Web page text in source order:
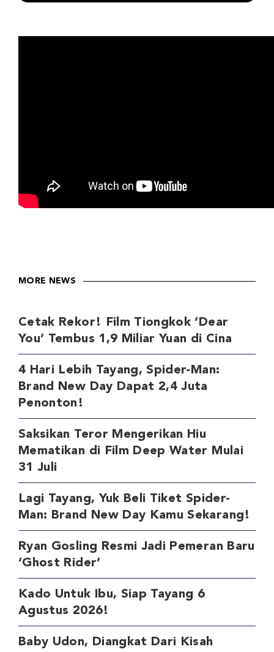
MORE NEWS
Cetak Rekor! Film Tiongkok ‘Dear
You’ Tembus 1,9 Miliar Yuan di Cina
4 Hari Lebih Tayang, Spider-Man:
Brand New Day Dapat 2,4 Juta
Penonton!
Saksikan Teror Mengerikan Hiu
Mematikan di Film Deep Water Mulai
31 Juli
Lagi Tayang, Yuk Beli Tiket Spider-
Man: Brand New Day Kamu Sekarang!
Ryan Gosling Resmi Jadi Pemeran Baru
‘Ghost Rider’
Kado Untuk Ibu, Siap Tayang 6
Agustus 2026!
Baby Udon, Diangkat Dari Kisah